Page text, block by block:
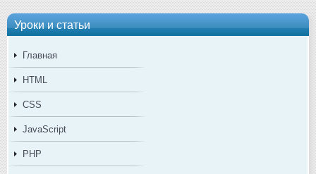
Уроки и статьи
Главная
HTML
CSS
JavaScript
PHP